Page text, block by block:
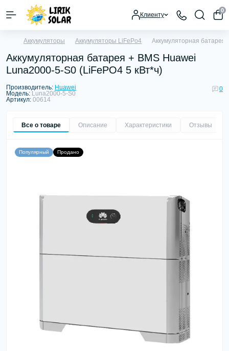
Клиенту
0
Аккумуляторы Аккумуляторы LiFePo4 Аккумуляторная батарея
Аккумуляторная батарея + BMS Huawei
Luna2000-5-S0 (LiFePO4 5 кВт*ч)
Производитель: Huawei
Модель: Luna2000-5-S0
Артикул: 00614
0
Все о товаре Описание Характеристики Отзывы
Популярный Продано